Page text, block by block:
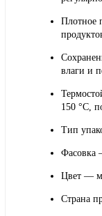
Плотное
влаги и
150 °C,
Тип
Фасовка
Цвет —
Страна